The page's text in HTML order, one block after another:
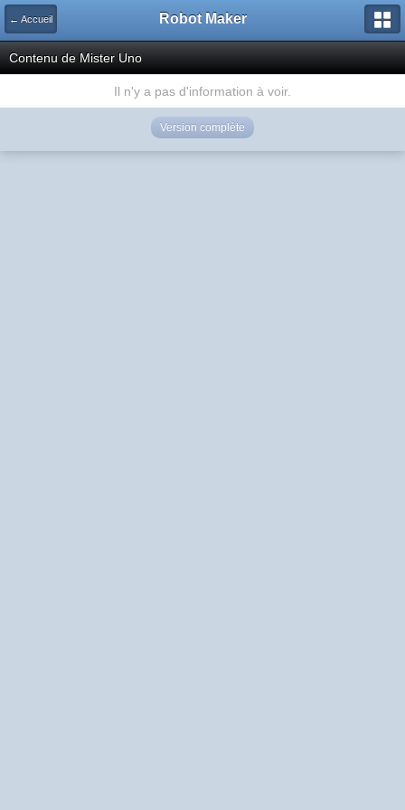
← Accueil Robot Maker
Contenu de Mister Uno
Il n'y a pas d'information à voir.
Version complète